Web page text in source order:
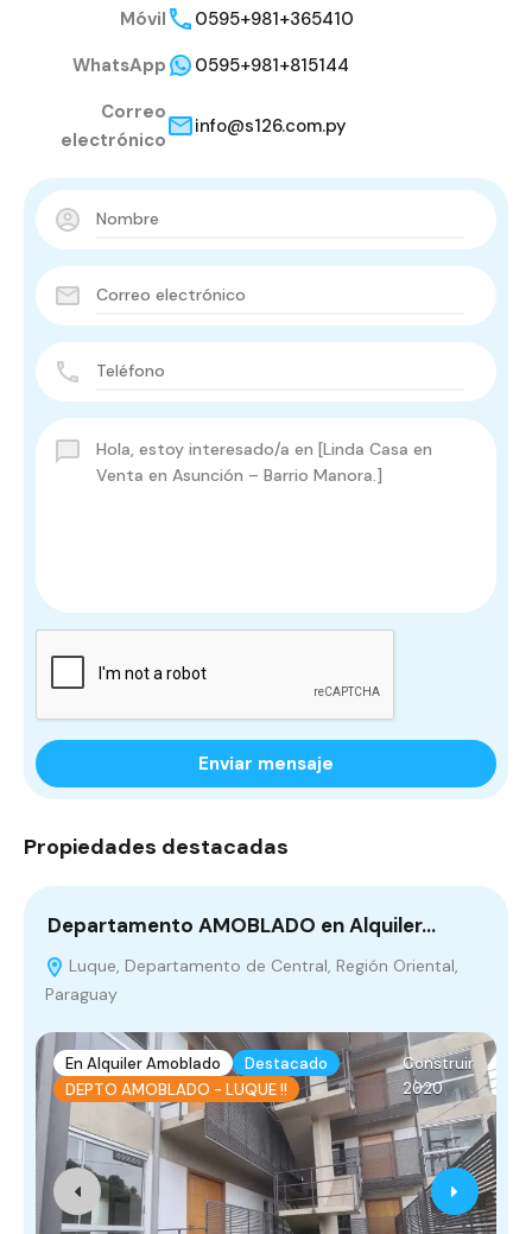
Móvil
0595+981+365410
WhatsApp
0595+981+815144
Correo
electrónico
info@s126.com.py
Enviar mensaje
Propiedades destacadas
Departamento AMOBLADO en Alquiler…
Luque, Departamento de Central, Región Oriental,
Paraguay
En Alquiler Amoblado
Destacado
DEPTO AMOBLADO - LUQUE !!
Construir
2020